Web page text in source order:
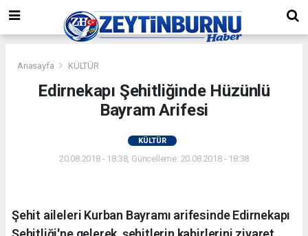
Anasayfa KÜLTÜR
Edirnekapı Şehitliğinde Hüzünlü
Bayram Arifesi
KÜLTÜR
20.08.2018 - 18:38, Güncelleme: 20.08.2018 - 18:38
Şehit aileleri Kurban Bayramı arifesinde Edirnekapı